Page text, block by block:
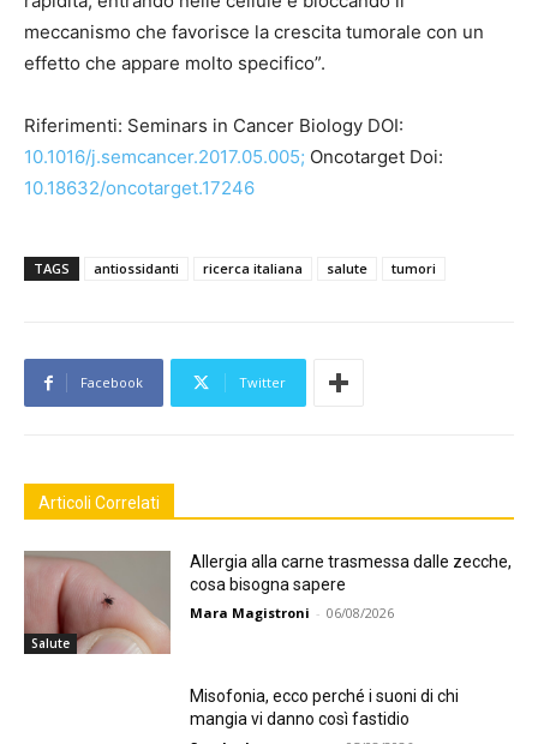
meccanismo che favorisce la crescita tumorale con un
effetto che appare molto specifico”.
Riferimenti: Seminars in Cancer Biology DOI:
10.1016/j.semcancer.2017.05.005; Oncotarget Doi:
10.18632/oncotarget.17246
TAGS antiossidanti ricerca italiana salute tumori
Facebook Twitter
Articoli Correlati
Salute
Allergia alla carne trasmessa dalle zecche,
cosa bisogna sapere
Mara Magistroni - 06/08/2026
Misofonia, ecco perché i suoni di chi
mangia vi danno così fastidio